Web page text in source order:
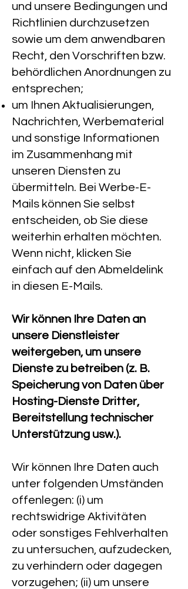
und unsere Bedingungen und
Richtlinien durchzusetzen
sowie um dem anwendbaren
Recht, den Vorschriften bzw.
behördlichen Anordnungen zu
entsprechen;
um Ihnen Aktualisierungen,
Nachrichten, Werbematerial
und sonstige Informationen
im Zusammenhang mit
unseren Diensten zu
übermitteln. Bei Werbe-E-
Mails können Sie selbst
entscheiden, ob Sie diese
weiterhin erhalten möchten.
Wenn nicht, klicken Sie
einfach auf den Abmeldelink
in diesen E-Mails.
Wir können Ihre Daten an
unsere Dienstleister
weitergeben, um unsere
Dienste zu betreiben (z. B.
Speicherung von Daten über
Hosting-Dienste Dritter,
Bereitstellung technischer
Unterstützung usw.).
Wir können Ihre Daten auch
unter folgenden Umständen
offenlegen: (i) um
rechtswidrige Aktivitäten
oder sonstiges Fehlverhalten
zu untersuchen, aufzudecken,
zu verhindern oder dagegen
vorzugehen; (ii) um unsere